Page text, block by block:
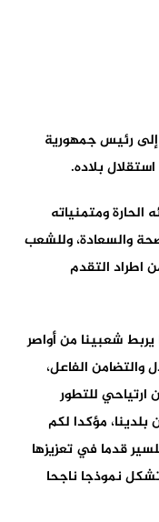
رئيس جمهورية
بلاده.
ومتمنياته
والسعادة، وللشعب
اطراد التقدم
يربط شعبينا من أواصر
والتضامن الفاعل،
ارتياحي للتطور
مؤكدا لكم
قدما في تعزيزها
نموذجا ناجحا